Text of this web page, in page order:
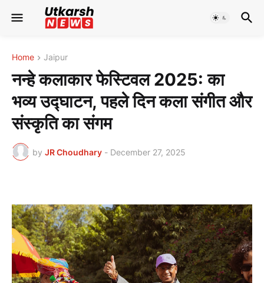
Home Jaipur
नन्हे कलाकार फेस्टिवल 2025: का
भव्य उद्घाटन, पहले दिन कला संगीत और
संस्कृति का संगम
by JR Choudhary - December 27, 2025